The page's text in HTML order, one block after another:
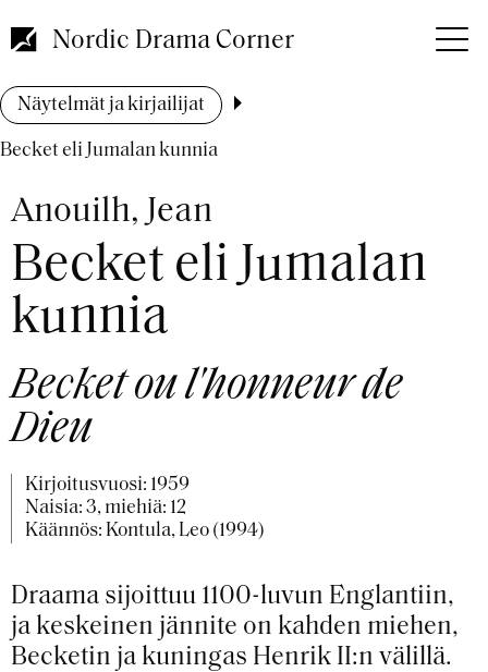
pääsisältöön
Nordic Drama Corner
Murupolku
Näytelmät ja kirjailijat
Becket eli Jumalan kunnia
Anouilh, Jean
Becket eli Jumalan
kunnia
Becket ou l'honneur de
Dieu
Kirjoitusvuosi: 1959
Naisia: 3, miehiä: 12
Käännös: Kontula, Leo (1994)
Draama sijoittuu 1100-luvun Englantiin,
ja keskeinen jännite on kahden miehen,
Becketin ja kuningas Henrik II:n välillä.